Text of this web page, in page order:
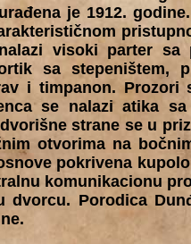
je 1912.
visoki parter sa
sa stepeništem,
i timpanon. Prozori
se nalazi atika
strane se u
otvorima na
pokrivena
komunikacionu
Porodica